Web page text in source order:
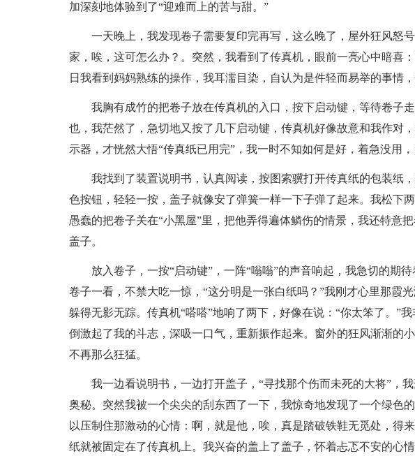
加深刻地体验到了“迎难而上的苦与甜。”
一天晚上，我发现卷子需要复印完再写，这么晚了，屋外狂风怒
家，唉，这可怎么办？。突然，我看到了传真机，眼前一亮心中暗喜
日我看到妈妈熟练的操作，我耳濡目染，自认为是件轻而易举的事情，
我胸有成竹的把卷子放在传真机的入口，按下启动键，等待卷子
也，我茫然了，急切地又按了几下启动键，传真机好像故意和我作对
示器，才恍然大悟“传真纸已用完”，我一时不知如何是好，着急没用，
我找到了装置说明书，认真阅读，按图索骥打开传真纸的包装纸
色按钮，轻轻一按，盖子就像安了弹簧一样一下子弹了起来。我松下
愚蠢的把卷子关在“小黑屋”里，把他弄得遍体鳞伤的情景，我还特意
盖子。
放入卷子，一按“启动键”，一阵“嗡嗡”的声音响起，我急切的期
卷子一看，不禁大吃一惊，“这分明是一张白纸吗？”我刚才心里那霞
躲得无影无踪。传真机“嗒嗒”地响了两下，好像在说：“你太笨了。”
倒激起了我的斗志，深吸一口气，重新振作起来。窗外的狂风渐渐的
不再那么狂猛。
我一边看说明书，一边打开盖子，“寻找那个伤而未死的大将”，
奥秘。突然我被一个尖尖的刮东西了一下，我惊奇地发现了一个绿色
以压制住那激动的心情：啊，就是他，唉，真是踏破铁鞋无觅处，得
纸就被固定在了传真机上。我兴奋的盖上了盖子，怀着忐忑不安的心